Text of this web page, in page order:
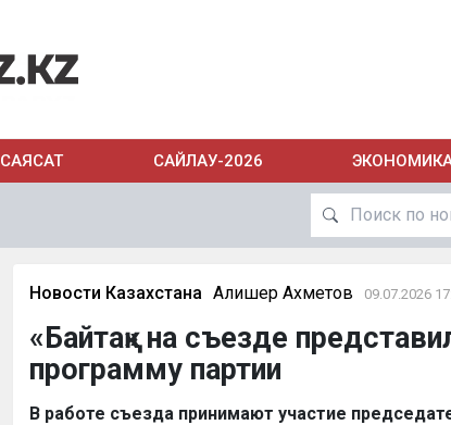
САЯСАТ САЙЛАУ-2026
Новости Казахстана Алишер Ахметов 09.07.2026
«Байтақ» на съезде
программу партии
В работе съезда принимают участие